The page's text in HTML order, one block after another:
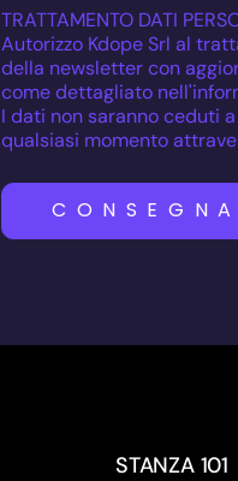
TRATTAMENTO DATI
Autorizzo Kdope Srl al
della newsletter con
come dettagliato
I dati non saranno ceduti
qualsiasi momento
STANZA 101